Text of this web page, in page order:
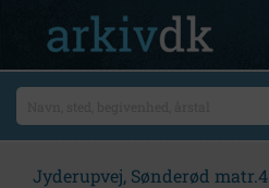
Jyderupvej, Sønderød matr.4